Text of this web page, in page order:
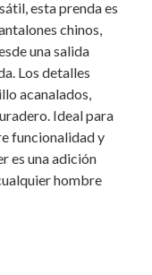
esta prenda es
chinos,
una salida
Los detalles
acanalados,
Ideal para
funcionalidad y
es una adición
hombre